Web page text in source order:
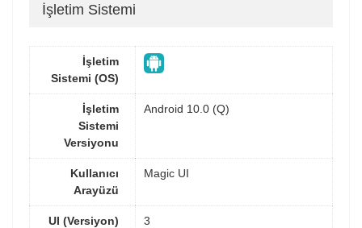
İşletim Sistemi
İşletim
Sistemi (OS)
İşletim
Sistemi
Versiyonu
Android 10.0 (Q)
Kullanıcı
Arayüzü
Magic UI
UI (Versiyon) 3